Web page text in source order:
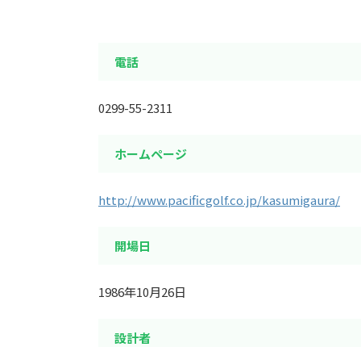
電話
0299-55-2311
ホームページ
http://www.pacificgolf.co.jp/kasumigaura/
開場日
1986年10月26日
設計者